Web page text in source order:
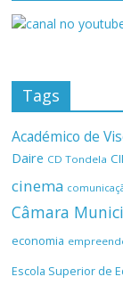
Tags
Académico de
Daire CD Tondela
cinema
Câmara
economia
Escola Superior de